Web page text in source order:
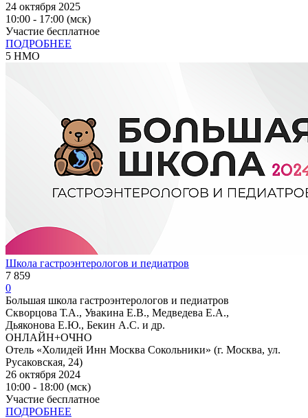
24 октября 2025
10:00 - 17:00 (мск)
Участие бесплатное
ПОДРОБНЕЕ
5 НМО
Школа гастроэнтерологов и педиатров
7 859
0
Большая школа гастроэнтерологов и педиатров
Скворцова Т.А., Увакина Е.В., Медведева Е.А.,
Дьяконова Е.Ю., Бекин А.С. и др.
ОНЛАЙН+ОЧНО
Отель «Холидей Инн Москва Сокольники» (г. Москва, ул.
Русаковская, 24)
26 октября 2024
10:00 - 18:00 (мск)
Участие бесплатное
ПОДРОБНЕЕ